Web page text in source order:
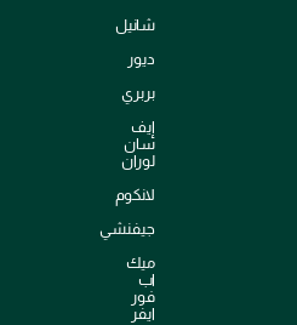
شانيل
ديور
بربري
إيف
سان
لوران
لانكوم
جيفنشي
ميك
اب
فور
ايفر